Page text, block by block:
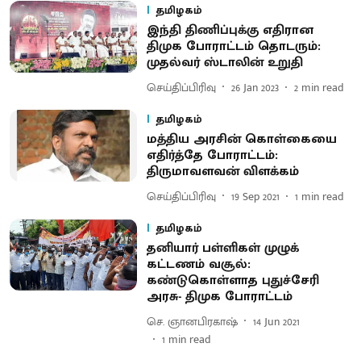
தமிழகம்
இந்தி திணிப்புக்கு எதிரான
திமுக போராட்டம் தொடரும்:
முதல்வர் ஸ்டாலின் உறுதி
செய்திப்பிரிவு 26 Jan 2023 2 min read
தமிழகம்
மத்திய அரசின் கொள்கையை
எதிர்த்தே போராட்டம்:
திருமாவளவன் விளக்கம்
செய்திப்பிரிவு 19 Sep 2021 1 min read
தமிழகம்
தனியார் பள்ளிகள் முழுக்
கட்டணம் வசூல்:
கண்டுகொள்ளாத புதுச்சேரி
அரசு- திமுக போராட்டம்
செ. ஞானபிரகாஷ்
14 Jun 2021
1 min read